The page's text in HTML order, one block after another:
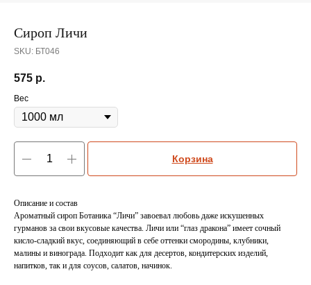
Сироп Личи
SKU: БТ046
575 р.
Вес
Корзина
Описание и состав
Ароматный сироп Ботаника “Личи” завоевал любовь даже искушенных
гурманов за свои вкусовые качества. Личи или “глаз дракона” имеет сочный
кисло-сладкий вкус, соединяющий в себе оттенки смородины, клубники,
малины и винограда. Подходит как для десертов, кондитерских изделий,
напитков, так и для соусов, салатов, начинок.